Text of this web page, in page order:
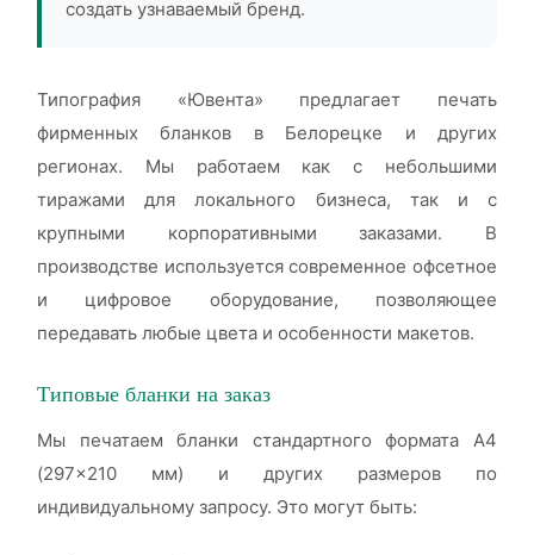
создать узнаваемый бренд.
Типография «Ювента» предлагает печать
фирменных бланков в Белорецке и других
регионах. Мы работаем как с небольшими
тиражами для локального бизнеса, так и с
крупными корпоративными заказами. В
производстве используется современное офсетное
и цифровое оборудование, позволяющее
передавать любые цвета и особенности макетов.
Типовые бланки на заказ
Мы печатаем бланки стандартного формата А4
(297×210 мм) и других размеров по
индивидуальному запросу. Это могут быть: